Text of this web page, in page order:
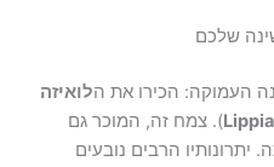
שלכם
העמוקה: הכירו את הלואיזה
). צמח זה, המוכר גם
הרבים נובעים